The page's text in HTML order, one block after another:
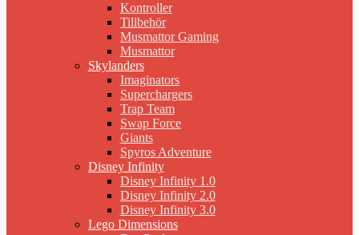
Kontroller
Tillbehör
Musmattor Gaming
Musmattor
Skylanders
Imaginators
Superchargers
Trap Team
Swap Force
Giants
Spyros Adventure
Disney Infinity
Disney Infinity 1.0
Disney Infinity 2.0
Disney Infinity 3.0
Lego Dimensions